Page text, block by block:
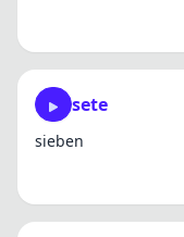
sete
sieben